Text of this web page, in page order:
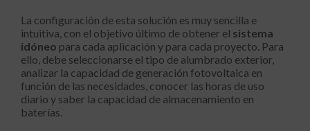
La configuración de esta solución es muy sencilla e
intuitiva, con el objetivo último de obtener el sistema
idóneo para cada aplicación y para cada proyecto. Para
ello, debe seleccionarse el tipo de alumbrado exterior,
analizar la capacidad de generación fotovoltaica en
función de las necesidades, conocer las horas de uso
diario y saber la capacidad de almacenamiento en
baterías.